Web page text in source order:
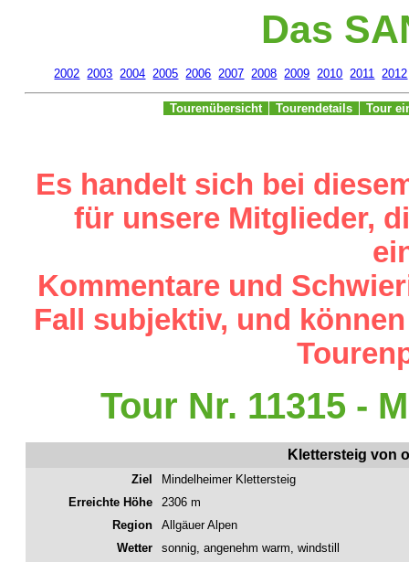
Das
2002 2003 2004 2005 2006 2007 2008 2009 2010 2011 2012
Tourenübersicht Tourendetails Tour
Es handelt sich bei
für unsere Mitglieder,
Kommentare und
Fall subjektiv, und
Tour Nr. 11315 -
Klettersteig von
Ziel
Mindelheimer Klettersteig
Erreichte Höhe
2306 m
Region
Allgäuer Alpen
Wetter
sonnig, angenehm warm, windstill